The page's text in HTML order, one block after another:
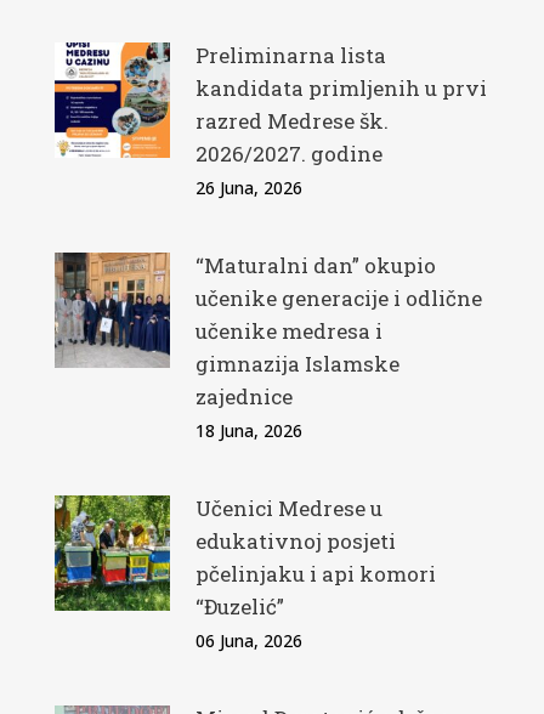
Preliminarna lista
kandidata primljenih u prvi
razred Medrese šk.
2026/2027. godine
26 Juna, 2026
“Maturalni dan” okupio
učenike generacije i odlične
učenike medresa i
gimnazija Islamske
zajednice
18 Juna, 2026
Učenici Medrese u
edukativnoj posjeti
pčelinjaku i api komori
“Đuzelić”
06 Juna, 2026